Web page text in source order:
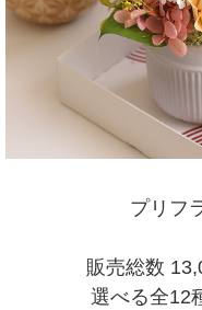
プリフ
販売総数
選べる全12